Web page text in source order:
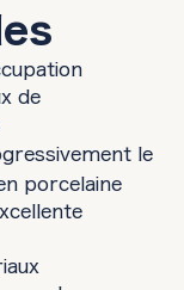
de
le
porcelaine